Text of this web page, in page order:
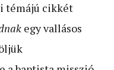
témájú cikkét
egy vallásos